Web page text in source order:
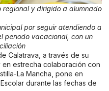
regional y dirigido a alumnado
por seguir atendiendo a
periodo vacacional, con un
Calatrava, a través de su
estrecha colaboración con
La Mancha, pone en
durante las fechas de